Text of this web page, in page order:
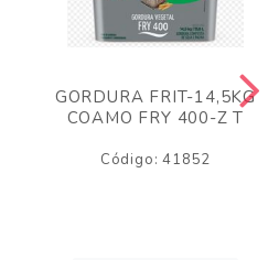
GORDURA FRIT-14,5KG
COAMO FRY 400-Z T
Código: 41852